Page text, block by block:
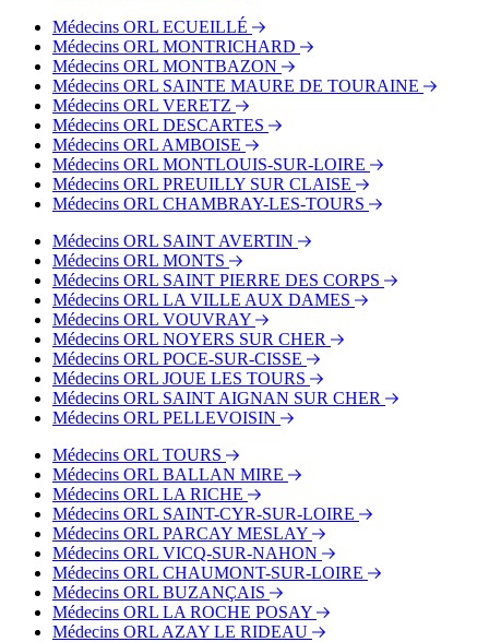
Médecins ORL ECUEILLÉ
Médecins ORL MONTRICHARD
Médecins ORL MONTBAZON
Médecins ORL SAINTE MAURE DE TOURAINE
Médecins ORL VERETZ
Médecins ORL DESCARTES
Médecins ORL AMBOISE
Médecins ORL MONTLOUIS-SUR-LOIRE
Médecins ORL PREUILLY SUR CLAISE
Médecins ORL CHAMBRAY-LES-TOURS
Médecins ORL SAINT AVERTIN
Médecins ORL MONTS
Médecins ORL SAINT PIERRE DES CORPS
Médecins ORL LA VILLE AUX DAMES
Médecins ORL VOUVRAY
Médecins ORL NOYERS SUR CHER
Médecins ORL POCE-SUR-CISSE
Médecins ORL JOUE LES TOURS
Médecins ORL SAINT AIGNAN SUR CHER
Médecins ORL PELLEVOISIN
Médecins ORL TOURS
Médecins ORL BALLAN MIRE
Médecins ORL LA RICHE
Médecins ORL SAINT-CYR-SUR-LOIRE
Médecins ORL PARCAY MESLAY
Médecins ORL VICQ-SUR-NAHON
Médecins ORL CHAUMONT-SUR-LOIRE
Médecins ORL BUZANÇAIS
Médecins ORL LA ROCHE POSAY
Médecins ORL AZAY LE RIDEAU